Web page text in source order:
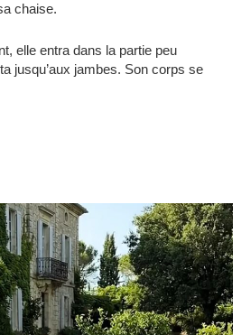
chaise.
elle entra dans la partie peu
jusqu’aux jambes. Son corps se